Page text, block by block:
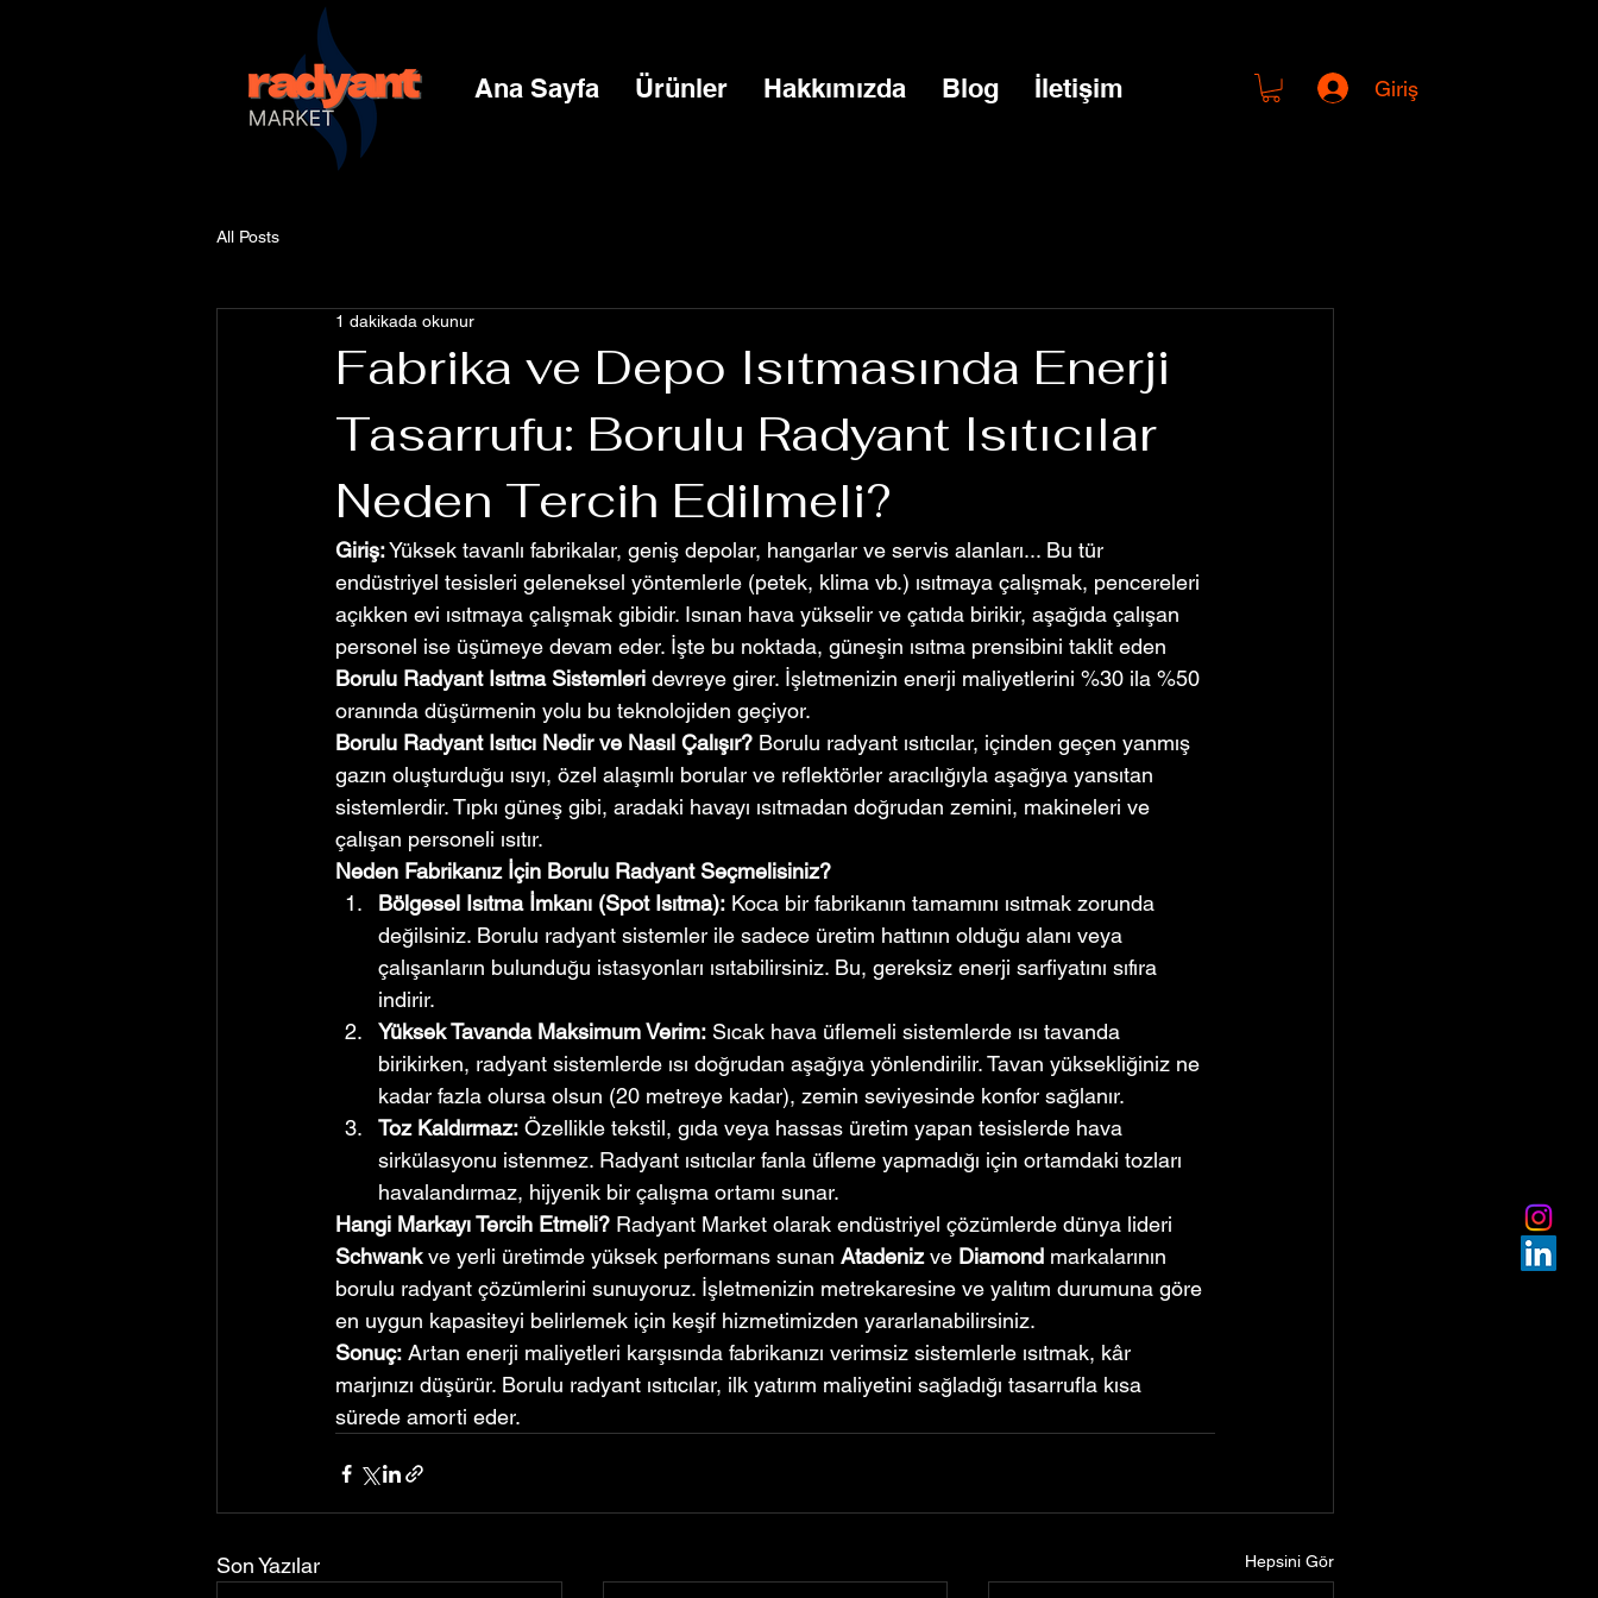
Giriş
Ana Sayfa Ürünler Hakkımızda Blog İletişim
All Posts
Fabrika ve Depo Isıtmasında Enerji
Tasarrufu: Borulu Radyant Isıtıcılar
Neden Tercih Edilmeli?
1 dakikada okunur
Giriş: Yüksek tavanlı fabrikalar, geniş depolar, hangarlar ve servis alanları... Bu tür
endüstriyel tesisleri geleneksel yöntemlerle (petek, klima vb.) ısıtmaya çalışmak, pencereleri
açıkken evi ısıtmaya çalışmak gibidir. Isınan hava yükselir ve çatıda birikir, aşağıda çalışan
personel ise üşümeye devam eder. İşte bu noktada, güneşin ısıtma prensibini taklit eden
Borulu Radyant Isıtma Sistemleri devreye girer. İşletmenizin enerji maliyetlerini %30 ila %50
oranında düşürmenin yolu bu teknolojiden geçiyor.
Borulu Radyant Isıtıcı Nedir ve Nasıl Çalışır? Borulu radyant ısıtıcılar, içinden geçen yanmış
gazın oluşturduğu ısıyı, özel alaşımlı borular ve reflektörler aracılığıyla aşağıya yansıtan
sistemlerdir. Tıpkı güneş gibi, aradaki havayı ısıtmadan doğrudan zemini, makineleri ve
çalışan personeli ısıtır.
Neden Fabrikanız İçin Borulu Radyant Seçmelisiniz?
Bölgesel Isıtma İmkanı (Spot Isıtma): Koca bir fabrikanın tamamını ısıtmak zorunda
değilsiniz. Borulu radyant sistemler ile sadece üretim hattının olduğu alanı veya
çalışanların bulunduğu istasyonları ısıtabilirsiniz. Bu, gereksiz enerji sarfiyatını sıfıra
indirir.
Yüksek Tavanda Maksimum Verim: Sıcak hava üflemeli sistemlerde ısı tavanda
birikirken, radyant sistemlerde ısı doğrudan aşağıya yönlendirilir. Tavan yüksekliğiniz ne
kadar fazla olursa olsun (20 metreye kadar), zemin seviyesinde konfor sağlanır.
Toz Kaldırmaz: Özellikle tekstil, gıda veya hassas üretim yapan tesislerde hava
sirkülasyonu istenmez. Radyant ısıtıcılar fanla üfleme yapmadığı için ortamdaki tozları
havalandırmaz, hijyenik bir çalışma ortamı sunar.
Hangi Markayı Tercih Etmeli? Radyant Market olarak endüstriyel çözümlerde dünya lideri
Schwank ve yerli üretimde yüksek performans sunan Atadeniz ve Diamond markalarının
borulu radyant çözümlerini sunuyoruz. İşletmenizin metrekaresine ve yalıtım durumuna göre
en uygun kapasiteyi belirlemek için keşif hizmetimizden yararlanabilirsiniz.
Sonuç: Artan enerji maliyetleri karşısında fabrikanızı verimsiz sistemlerle ısıtmak, kâr
marjınızı düşürür. Borulu radyant ısıtıcılar, ilk yatırım maliyetini sağladığı tasarrufla kısa
sürede amorti eder.
Son Yazılar Hepsini Gör